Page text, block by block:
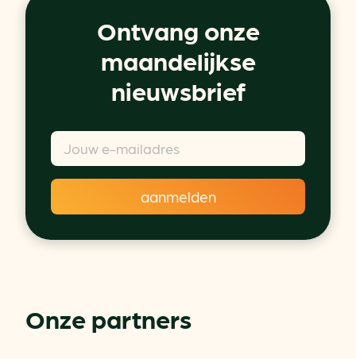
Ontvang onze
maandelijkse
nieuwsbrief
Onze partners